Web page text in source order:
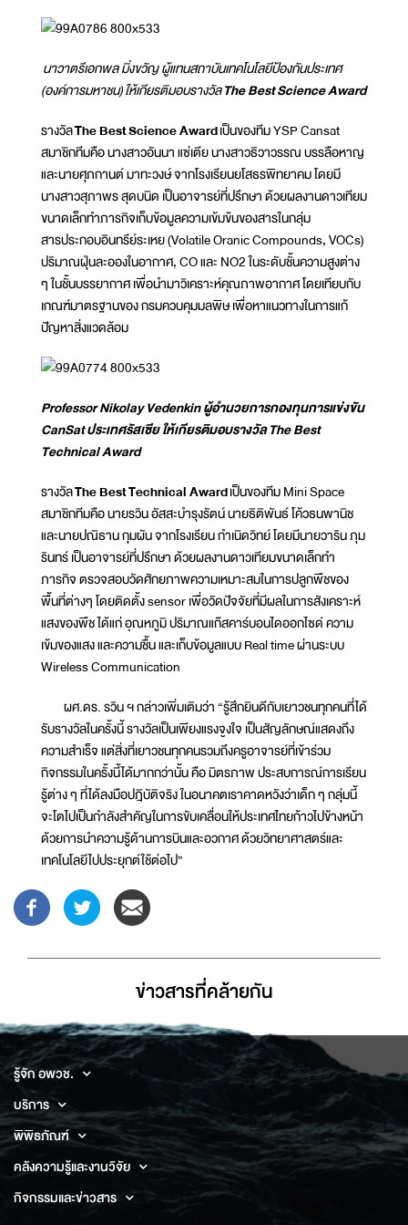
นาวาตรีเอกพล มิ่งขวัญ ผู้แทนสถาบันเทคโนโลยีป้องกันประเทศ
(องค์การมหาชน)ให้เกียรติมอบรางวัลThe Best Science Award
รางวัลThe Best Science Awardเป็นของทีม YSP Cansat
สมาชิกทีมคือ นางสาวอันนา แซ่เตีย นางสาวธิวาวรรณ บรรลือหาญ
และนายศุภกานต์ มาทะวงษ์ จากโรงเรียนยโสธรพิทยาคม โดยมี
นางสาวสุภาพร สุดบนิด เป็นอาจารย์ที่ปรึกษา ด้วยผลงานดาวเทียม
ขนาดเล็กทำภารกิจเก็บข้อมูลความเข้มข้นของสารในกลุ่ม
สารประกอบอินทรีย์ระเหย (Volatile Oranic Compounds, VOCs)
ปริมาณฝุ่นละอองในอากาศ, CO และ NO2 ในระดับชั้นความสูงต่าง
ๆ ในชั้นบรรยากาศ เพื่อนำมาวิเคราะห์คุณภาพอากาศ โดยเทียบกับ
เกณฑ์มาตรฐานของ กรมควบคุมมลพิษ เพื่อหาแนวทางในการแก้
ปัญหาสิ่งแวดล้อม
Professor Nikolay Vedenkin ผู้อำนวยการกองทุนการแข่งขัน
CanSat ประเทศรัสเซีย ให้เกียรติมอบรางวัล The Best
Technical Award
รางวัลThe Best Technical Awardเป็นของทีม Mini Space
สมาชิกทีมคือ นายรวิน อัสสะบำรุงรัตน์ นายธิติพันธ์ โค้วธนพานิช
และนายปณิธาน กุมผัน จากโรงเรียน กำเนิดวิทย์ โดยมีนายวาริน ภุม
รินทร์ เป็นอาจารย์ที่ปรึกษา ด้วยผลงานดาวเทียมขนาดเล็กทำ
ภารกิจ ตรวจสอบวัดศักยภาพความเหมาะสมในการปลูกพืชของ
พื้นที่ต่างๆ โดยติดตั้ง sensor เพื่อวัดปัจจัยที่มีผลในการสังเคราะห์
แสงของพืช ได้แก่ อุณหภูมิ ปริมาณแก๊สคาร์บอนไดออกไซด์ ความ
เข้มของแสง และความชื้น และเก็บข้อมูลแบบ Real time ผ่านระบบ
Wireless Communication
ผศ.ดร. รวิน ฯ กล่าวเพิ่มเติมว่า “รู้สึกยินดีกับเยาวชนทุกคนที่ได้
รับรางวัลในครั้งนี้ รางวัลเป็นเพียงแรงจูงใจ เป็นสัญลักษณ์แสดงถึง
ความสำเร็จ แต่สิ่งที่เยาวชนทุกคนรวมถึงครูอาจารย์ที่เข้าร่วม
กิจกรรมในครั้งนี้ได้มากกว่านั้น คือ มิตรภาพ ประสบการณ์การเรียน
รู้ต่าง ๆ ที่ได้ลงมือปฎิบัติจริง ในอนาคตเราคาดหวังว่าเด็ก ๆ กลุ่มนี้
จะโตไปเป็นกำลังสำคัญในการขับเคลื่อนให้ประเทศไทยก้าวไปข้างหน้า
ด้วยการนำความรู้ด้านการบินและอวกาศ ด้วยวิทยาศาสตร์และ
เทคโนโลยีไปประยุกต์ใช้ต่อไป”
ข่าวสารที่่คล้ายกัน
รู้จัก อพวช.
บริการ
พิพิธภัณฑ์
คลังความรู้และงานวิจัย
กิจกรรมและข่าวสาร